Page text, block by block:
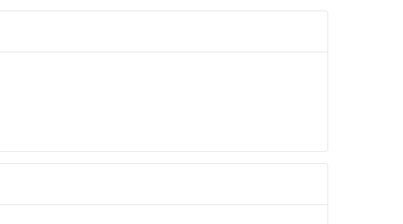
商品状態は掲載前に十分な確認を行っておりますが、重大な見落とし
す。